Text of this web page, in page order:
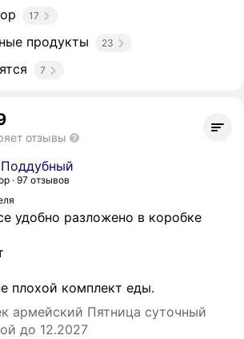
17
продукты 23
7
отзывы
97 отзывов
удобно разложено в коробке
плохой комплект еды.
армейский Пятница суточный
до 12.2027